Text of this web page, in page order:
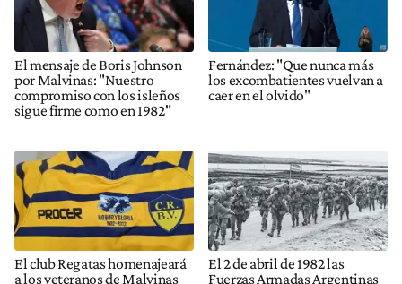
El mensaje de Boris Johnson
por Malvinas: "Nuestro
compromiso con los isleños
sigue firme como en 1982"
Fernández: "Que nunca más
los excombatientes vuelvan a
caer en el olvido"
El club Regatas homenajeará
a los veteranos de Malvinas
El 2 de abril de 1982 las
Fuerzas Armadas Argentinas